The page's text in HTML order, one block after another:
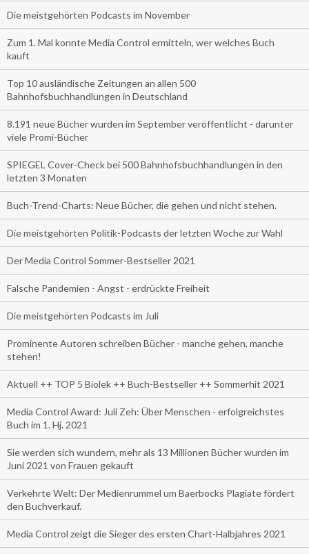
Die meistgehörten Podcasts im November
Zum 1. Mal konnte Media Control ermitteln, wer welches Buch
kauft
Top 10 ausländische Zeitungen an allen 500
Bahnhofsbuchhandlungen in Deutschland
8.191 neue Bücher wurden im September veröffentlicht - darunter
viele Promi-Bücher
SPIEGEL Cover-Check bei 500 Bahnhofsbuchhandlungen in den
letzten 3 Monaten
Buch-Trend-Charts: Neue Bücher, die gehen und nicht stehen.
Die meistgehörten Politik-Podcasts der letzten Woche zur Wahl
Der Media Control Sommer-Bestseller 2021
Falsche Pandemien - Angst - erdrückte Freiheit
Die meistgehörten Podcasts im Juli
Prominente Autoren schreiben Bücher - manche gehen, manche
stehen!
Aktuell ++ TOP 5 Biolek ++ Buch-Bestseller ++ Sommerhit 2021
Media Control Award: Juli Zeh: Über Menschen - erfolgreichstes
Buch im 1. Hj. 2021
Sie werden sich wundern, mehr als 13 Millionen Bücher wurden im
Juni 2021 von Frauen gekauft
Verkehrte Welt: Der Medienrummel um Baerbocks Plagiate fördert
den Buchverkauf.
Media Control zeigt die Sieger des ersten Chart-Halbjahres 2021